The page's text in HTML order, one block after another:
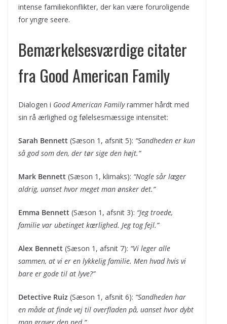
intense familiekonflikter, der kan være foruroligende
for yngre seere.
Bemærkelsesværdige citater
fra Good American Family
Dialogen i Good American Familyrammer hårdt med
sin rå ærlighed og følelsesmæssige intensitet:
Sarah Bennett (Sæson 1, afsnit 5): “Sandheden er kun
så god som den, der tør sige den højt.”
Mark Bennett (Sæson 1, klimaks): “Nogle sår læger
aldrig, uanset hvor meget man ønsker det.”
Emma Bennett (Sæson 1, afsnit 3): “Jeg troede,
familie var ubetinget kærlighed. Jeg tog fejl.”
Alex Bennett (Sæson 1, afsnit 7): “Vi leger alle
sammen, at vi er en lykkelig familie. Men hvad hvis vi
bare er gode til at lyve?”
Detective Ruiz (Sæson 1, afsnit 6): “Sandheden har
en måde at finde vej til overfladen på, uanset hvor dybt